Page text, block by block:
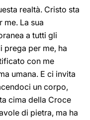
realtà. Cristo sta
La sua
a tutti gli
prega per me, ha
con me
umana. E ci invita
un corpo,
cima della Croce
di pietra, ma ha